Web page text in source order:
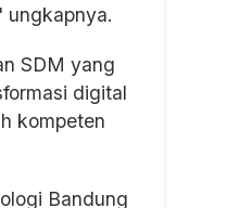
ungkapnya.
SDM yang
digital
kompeten
Bandung